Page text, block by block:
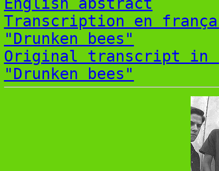
Transcription en
"Drunken bees"
Original transcript in
"Drunken bees"